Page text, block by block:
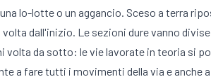
lo-lotte o un aggancio. Sceso a terra
dall'inizio. Le sezioni dure vanno
da sotto: le vie lavorate in teoria si
a fare tutti i movimenti della via e anche